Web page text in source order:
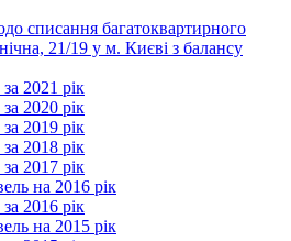
багатоквартирного
21/19 у м. Києві з балансу
2021 рік
2020 рік
2019 рік
2018 рік
2017 рік
на 2016 рік
2016 рік
на 2015 рік